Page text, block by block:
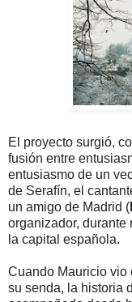
El proyecto surgió,
fusión entre
entusiasmo de un
de Serafín, el
un amigo de Madrid (
organizador, durante
la capital española.
Cuando Mauricio vio
su senda, la historia